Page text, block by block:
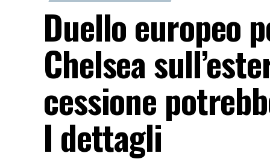
Duello europeo
Chelsea
cessione
I dettagli